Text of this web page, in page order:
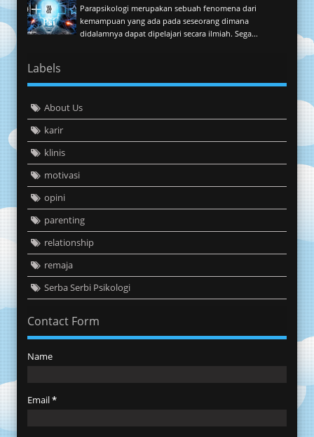
Parapsikologi merupakan sebuah fenomena dari
kemampuan yang ada pada seseorang dimana
didalamnya dapat dipelajari secara ilmiah. Sega...
Labels
About Us
karir
klinis
motivasi
opini
parenting
relationship
remaja
Serba Serbi Psikologi
Contact Form
Name
Email*